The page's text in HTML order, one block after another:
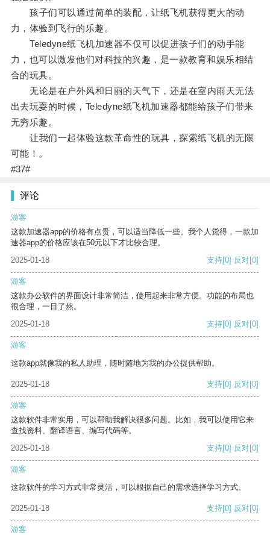
孩子们可以通过简单的装配，让纸飞机获得更大的动
力，体验到飞行的乐趣。
Teledyne纸飞机加速器不仅可以促进孩子们的动手能
力，也可以激发他们对科技的兴趣，是一款教育和娱乐相结
合的玩具。
无论是在户外风和日丽的天气下，还是在室内雨天无法
出去玩耍的时候，Teledyne纸飞机加速器都能给孩子们带来
无穷乐趣。
让我们一起体验这款革命性的玩具，探索纸飞机的无限
可能！。
#37#
评论
游客
这款加速器app的价格有点贵，可以适当降低一些。我个人觉得，一款加
速器app的价格应该在50元以下才比较合理。
2025-01-18
支持[0] 反对[0]
游客
这款办公软件的界面设计非常简洁，使用起来非常方便。功能的布局也
很合理，一目了然。
2025-01-18
支持[0] 反对[0]
游客
这款app就像我的私人助理，随时随地为我的办公提供帮助。
2025-01-18 支持[0] 反对[0]
游客
这款软件非常实用，可以帮助我解决很多问题。比如，我可以使用它来
查找资料、翻译语言、编写代码等。
2025-01-18
支持[0] 反对[0]
游客
这款软件的学习方式非常灵活，可以根据自己的需求选择学习方式。
2025-01-18 支持[0] 反对[0]
游客